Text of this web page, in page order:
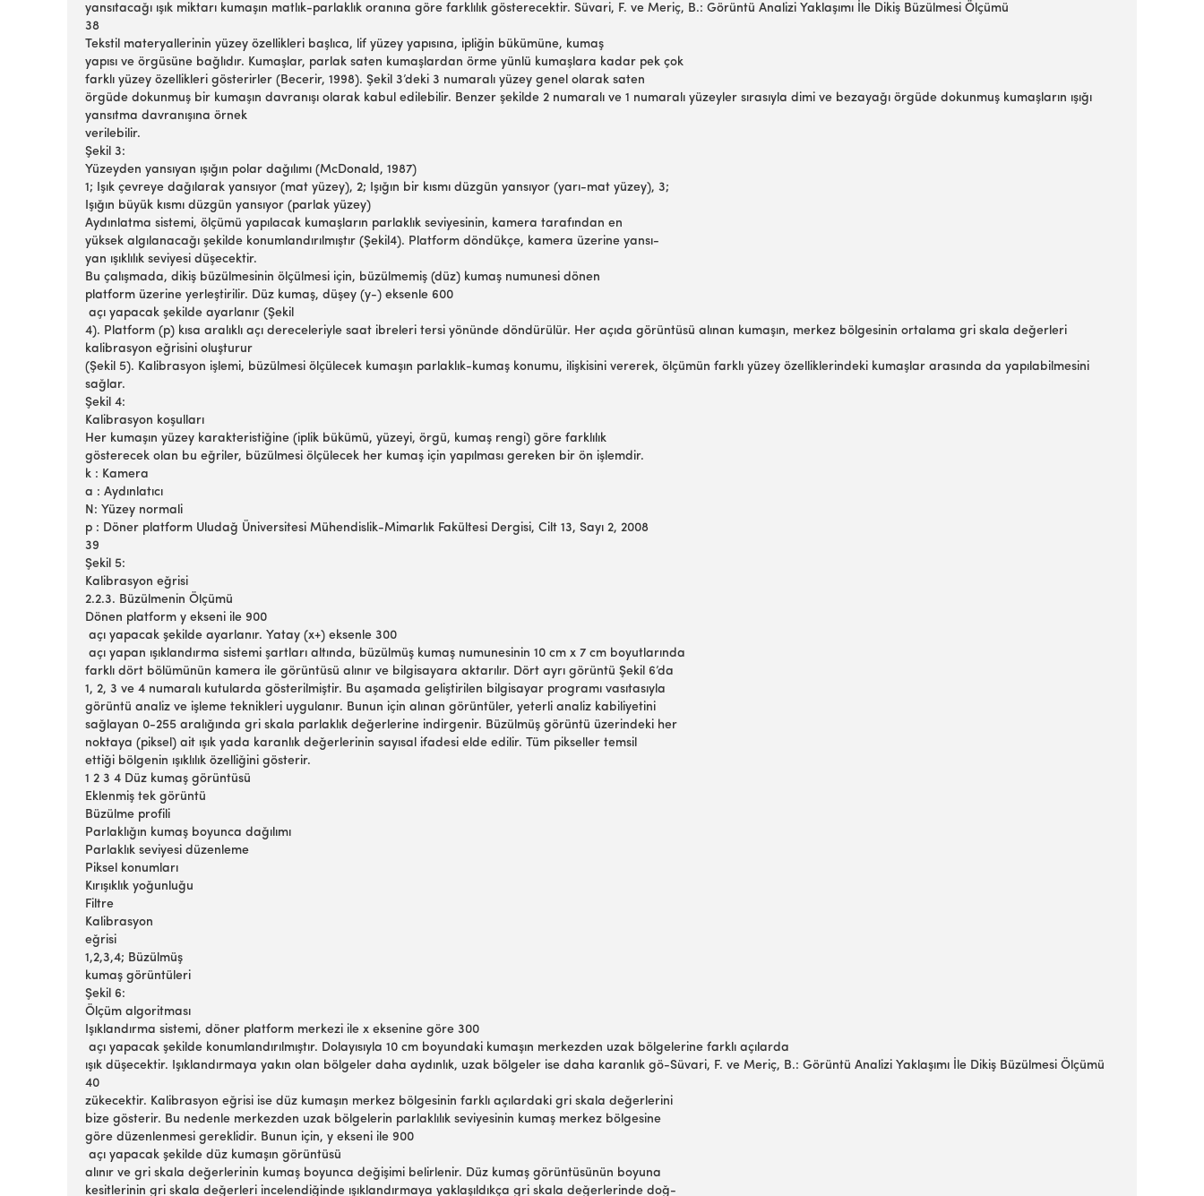
yansıtacağı ışık miktarı kumaşın matlık-parlaklık oranına göre farklılık gösterecektir. Süvari, F. ve Meriç, B.: Görüntü Analizi Yaklaşımı İle Dikiş Büzülmesi Ölçümü
38
Tekstil materyallerinin yüzey özellikleri başlıca, lif yüzey yapısına, ipliğin bükümüne, kumaş
yapısı ve örgüsüne bağlıdır. Kumaşlar, parlak saten kumaşlardan örme yünlü kumaşlara kadar pek çok
farklı yüzey özellikleri gösterirler (Becerir, 1998). Şekil 3’deki 3 numaralı yüzey genel olarak saten
örgüde dokunmuş bir kumaşın davranışı olarak kabul edilebilir. Benzer şekilde 2 numaralı ve 1 numaralı yüzeyler sırasıyla dimi ve bezayağı örgüde dokunmuş kumaşların ışığı
yansıtma davranışına örnek
verilebilir.
Şekil 3:
Yüzeyden yansıyan ışığın polar dağılımı (McDonald, 1987)
1; Işık çevreye dağılarak yansıyor (mat yüzey), 2; Işığın bir kısmı düzgün yansıyor (yarı-mat yüzey), 3;
Işığın büyük kısmı düzgün yansıyor (parlak yüzey)
Aydınlatma sistemi, ölçümü yapılacak kumaşların parlaklık seviyesinin, kamera tarafından en
yüksek algılanacağı şekilde konumlandırılmıştır (Şekil4). Platform döndükçe, kamera üzerine yansı-
yan ışıklılık seviyesi düşecektir.
Bu çalışmada, dikiş büzülmesinin ölçülmesi için, büzülmemiş (düz) kumaş numunesi dönen
platform üzerine yerleştirilir. Düz kumaş, düşey (y-) eksenle 600
açı yapacak şekilde ayarlanır (Şekil
4). Platform (p) kısa aralıklı açı dereceleriyle saat ibreleri tersi yönünde döndürülür. Her açıda görüntüsü alınan kumaşın, merkez bölgesinin ortalama gri skala değerleri
kalibrasyon eğrisini oluşturur
(Şekil 5). Kalibrasyon işlemi, büzülmesi ölçülecek kumaşın parlaklık-kumaş konumu, ilişkisini vererek, ölçümün farklı yüzey özelliklerindeki kumaşlar arasında da yapılabilmesini
sağlar.
Şekil 4:
Kalibrasyon koşulları
Her kumaşın yüzey karakteristiğine (iplik bükümü, yüzeyi, örgü, kumaş rengi) göre farklılık
gösterecek olan bu eğriler, büzülmesi ölçülecek her kumaş için yapılması gereken bir ön işlemdir.
k : Kamera
a : Aydınlatıcı
N: Yüzey normali
p : Döner platform Uludağ Üniversitesi Mühendislik-Mimarlık Fakültesi Dergisi, Cilt 13, Sayı 2, 2008
39
Şekil 5:
Kalibrasyon eğrisi
2.2.3. Büzülmenin Ölçümü
Dönen platform y ekseni ile 900
açı yapacak şekilde ayarlanır. Yatay (x+) eksenle 300
açı yapan ışıklandırma sistemi şartları altında, büzülmüş kumaş numunesinin 10 cm x 7 cm boyutlarında
farklı dört bölümünün kamera ile görüntüsü alınır ve bilgisayara aktarılır. Dört ayrı görüntü Şekil 6’da
1, 2, 3 ve 4 numaralı kutularda gösterilmiştir. Bu aşamada geliştirilen bilgisayar programı vasıtasıyla
görüntü analiz ve işleme teknikleri uygulanır. Bunun için alınan görüntüler, yeterli analiz kabiliyetini
sağlayan 0-255 aralığında gri skala parlaklık değerlerine indirgenir. Büzülmüş görüntü üzerindeki her
noktaya (piksel) ait ışık yada karanlık değerlerinin sayısal ifadesi elde edilir. Tüm pikseller temsil
ettiği bölgenin ışıklılık özelliğini gösterir.
1 2 3 4 Düz kumaş görüntüsü
Eklenmiş tek görüntü
Büzülme profili
Parlaklığın kumaş boyunca dağılımı
Parlaklık seviyesi düzenleme
Piksel konumları
Kırışıklık yoğunluğu
Filtre
Kalibrasyon
eğrisi
1,2,3,4; Büzülmüş
kumaş görüntüleri
Şekil 6:
Ölçüm algoritması
Işıklandırma sistemi, döner platform merkezi ile x eksenine göre 300
açı yapacak şekilde konumlandırılmıştır. Dolayısıyla 10 cm boyundaki kumaşın merkezden uzak bölgelerine farklı açılarda
ışık düşecektir. Işıklandırmaya yakın olan bölgeler daha aydınlık, uzak bölgeler ise daha karanlık gö-Süvari, F. ve Meriç, B.: Görüntü Analizi Yaklaşımı İle Dikiş Büzülmesi Ölçümü
40
zükecektir. Kalibrasyon eğrisi ise düz kumaşın merkez bölgesinin farklı açılardaki gri skala değerlerini
bize gösterir. Bu nedenle merkezden uzak bölgelerin parlaklılık seviyesinin kumaş merkez bölgesine
göre düzenlenmesi gereklidir. Bunun için, y ekseni ile 900
açı yapacak şekilde düz kumaşın görüntüsü
alınır ve gri skala değerlerinin kumaş boyunca değişimi belirlenir. Düz kumaş görüntüsünün boyuna
kesitlerinin gri skala değerleri incelendiğinde ışıklandırmaya yaklaşıldıkça gri skala değerlerinde doğ-